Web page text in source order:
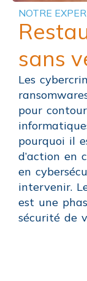
NOTRE
sans
Les
pour
pourquoi il
d’action en
en
intervenir.
est une
sécurité de